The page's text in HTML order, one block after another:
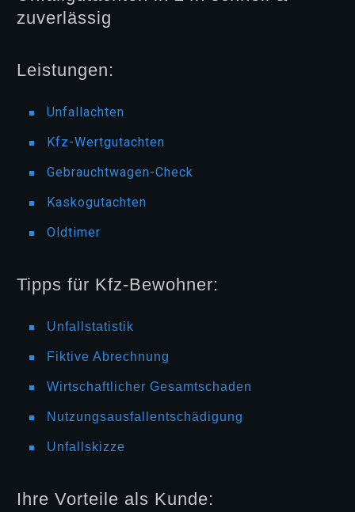
zuverlässig
Leistungen:
Unfallachten
Kfz-Wertgutachten
Gebrauchtwagen-Check
Kaskogutachten
Oldtimer
Tipps für Kfz-Bewohner:
Unfallstatistik
Fiktive Abrechnung
Wirtschaftlicher Gesamtschaden
Nutzungsausfallentschädigung
Unfallskizze
Ihre Vorteile als Kunde: